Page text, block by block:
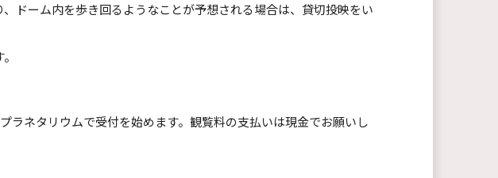
ドーム内を歩き回るようなことが予想される場合は、貸切投映をい
ラネタリウムで受付を始めます。観覧料の支払いは現金でお願いし